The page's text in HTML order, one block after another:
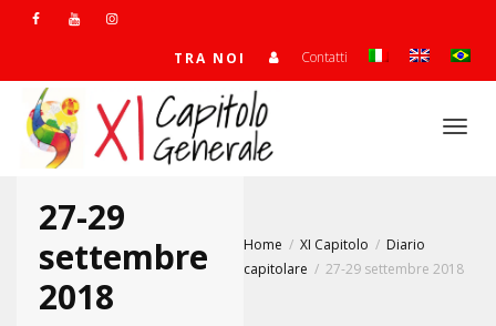
TRA NOI Contatti
27-29
settembre
2018
Home XI Capitolo
Diario
capitolare
27-29 settembre 2018